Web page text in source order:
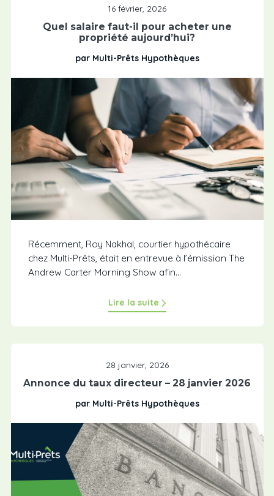
16 février, 2026
Quel salaire faut-il pour acheter une
propriété aujourd’hui?
par Multi-Prêts Hypothèques
Récemment, Roy Nakhal, courtier hypothécaire
chez Multi-Prêts, était en entrevue à l’émission The
Andrew Carter Morning Show afin...
Lire la suite
28 janvier, 2026
Annonce du taux directeur – 28 janvier 2026
par Multi-Prêts Hypothèques